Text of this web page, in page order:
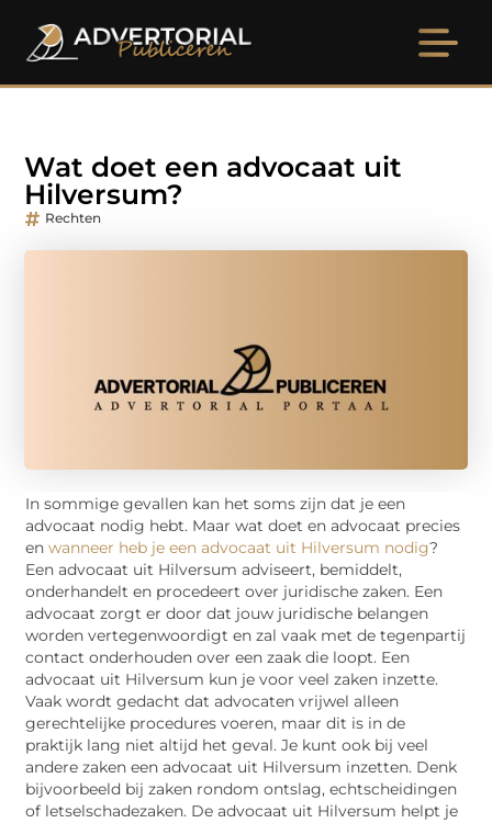
Wat doet een advocaat uit
Hilversum?
Rechten
In sommige gevallen kan het soms zijn dat je een
advocaat nodig hebt. Maar wat doet en advocaat precies
enwanneer heb je een advocaat uit Hilversum nodig?
Een advocaat uit Hilversum adviseert, bemiddelt,
onderhandelt en procedeert over juridische zaken. Een
advocaat zorgt er door dat jouw juridische belangen
worden vertegenwoordigt en zal vaak met de tegenpartij
contact onderhouden over een zaak die loopt. Een
advocaat uit Hilversum kun je voor veel zaken inzette.
Vaak wordt gedacht dat advocaten vrijwel alleen
gerechtelijke procedures voeren, maar dit is in de
praktijk lang niet altijd het geval. Je kunt ook bij veel
andere zaken een advocaat uit Hilversum inzetten. Denk
bijvoorbeeld bij zaken rondom ontslag, echtscheidingen
of letselschadezaken. De advocaat uit Hilversum helpt je